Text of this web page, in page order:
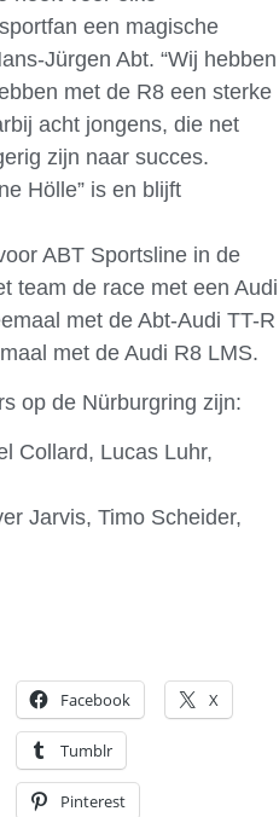
een magische
Jürgen Abt. “Wij hebben
met de R8 een sterke
acht jongens, die net
zijn naar succes.
Hölle” is en blijft
ABT Sportsline in de
team de race met een Audi
met de Abt-Audi TT-R
met de Audi R8 LMS.
op de Nürburgring zijn:
Collard, Lucas Luhr,
Jarvis, Timo Scheider,
Facebook X
Tumblr
Pinterest